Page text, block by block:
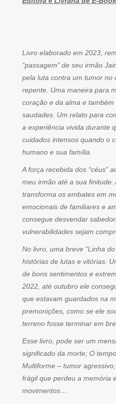
Livro elaborado em 2023,
“passagem” de seu irmão
pela luta contra um tumor no
repente. Uma maneira para
coração e da alma e
saudades. Um relato para
a experiência vivida durante
cuidados intensos quando o
humano e sua família.
A força recebida dos “céus”
meu irmão até a sua finitude.
transforma os embates em
emocionais de familiares e
consegue desvendar
vulnerabilidades sejam
No livro, uma breve “Linha
histórias de lutas e vitórias.
de bons sentimentos e
2022, até outubro ele
que estavam guardados na
premonições, como se ele
terreno fosse terminar em
Esse livro, pode ser um
significado da morte; O
Multiforme – tumor
frágil que perdeu a memória
movimentos…